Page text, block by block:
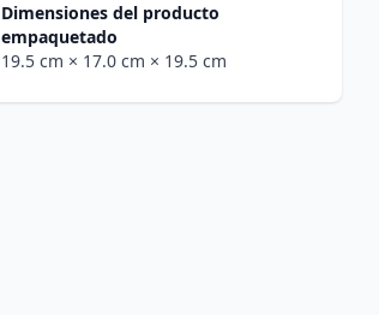
Dimensiones del producto
empaquetado
19.5 cm × 17.0 cm × 19.5 cm